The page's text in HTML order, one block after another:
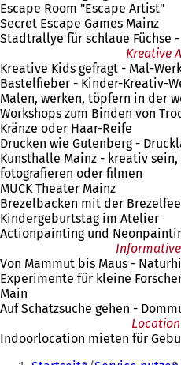
Escape Room "Escape Artist"
Secret Escape Games Mainz
Stadtrallye für schlaue Füchse
Kreative
Kreative Kids gefragt - Mal-
Bastelfieber - Kinder-Kreativ-
Malen, werken, töpfern in der
Workshops zum Binden von
Kränze oder Haar-Reife
Drucken wie Gutenberg -
Kunsthalle Mainz - kreativ
fotografieren oder filmen
MUCK Theater Mainz
Brezelbacken mit der Brezelfee
Kindergeburtstag im Atelier
Actionpainting und
Von Mammut bis Maus -
Experimente für kleine
Main
Auf Schatzsuche gehen -
Indoorlocation mieten für
Sie